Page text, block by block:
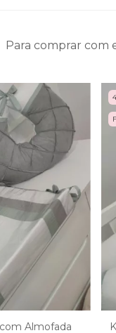
Para comprar com
Almofada